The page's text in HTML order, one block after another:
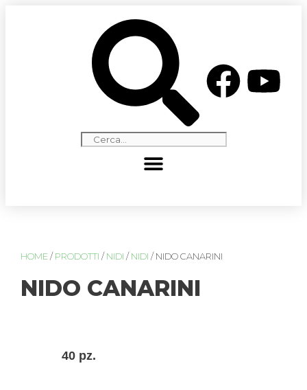
HOME / PRODOTTI / NIDI / NIDI / NIDO CANARINI
NIDO CANARINI
40 pz.